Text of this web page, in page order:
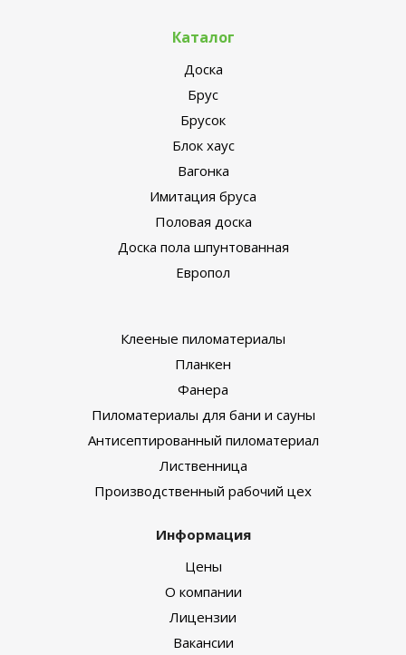
Каталог
Доска
Брус
Брусок
Блок хаус
Вагонка
Имитация бруса
Половая доска
Доска пола шпунтованная
Европол
Клееные пиломатериалы
Планкен
Фанера
Пиломатериалы для бани и сауны
Антисептированный пиломатериал
Лиственница
Производственный рабочий цех
Информация
Цены
О компании
Лицензии
Вакансии